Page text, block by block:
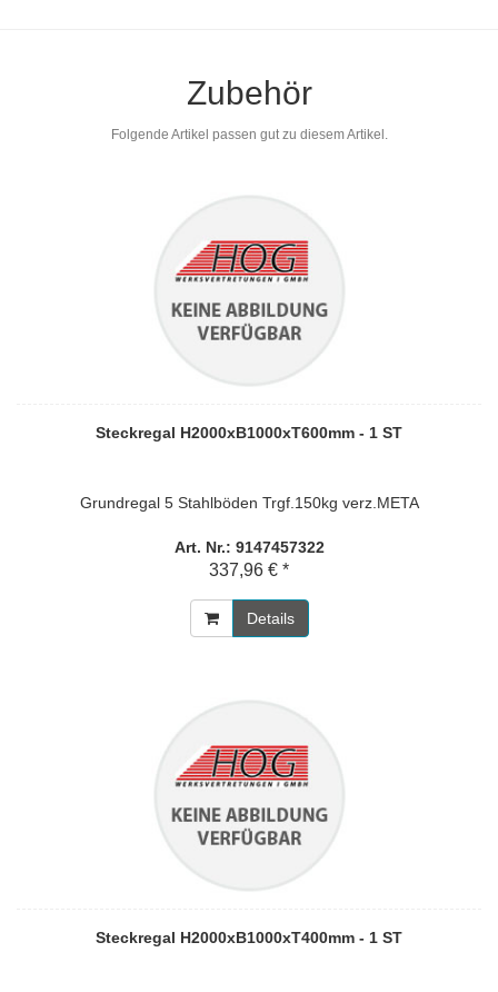
Zubehör
Folgende Artikel passen gut zu diesem Artikel.
Steckregal H2000xB1000xT600mm - 1 ST
Grundregal 5 Stahlböden Trgf.150kg verz.META
Art. Nr.: 9147457322
337,96 € *
Details
Steckregal H2000xB1000xT400mm - 1 ST